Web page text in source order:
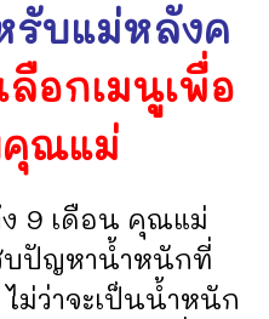
รับแม่หลังค
อกเมนูเพื่อ
คุณแม่
9 เดือน คุณแม่
บปัญหาน้ำหนักที่
ม่ว่าจะเป็นน้ำหนัก